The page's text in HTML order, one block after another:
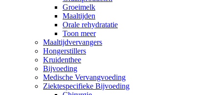
Groeimelk
Maaltijden
Orale rehydratatie
Toon meer
Maaltijdvervangers
Hongerstillers
Kruidenthee
Bijvoeding
Medische Vervangvoeding
Ziektespecifieke Bijvoeding